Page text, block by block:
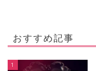
おすすめ記事
1